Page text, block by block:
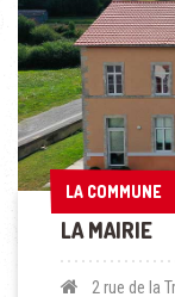
LA COMMUNE
LA COMMUNE
LA MAIRIE
2 rue de la